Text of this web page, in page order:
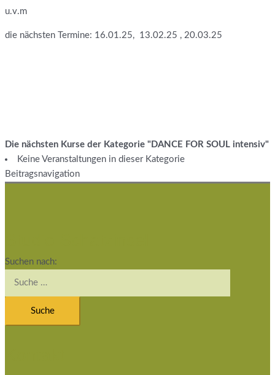
u.v.m
die nächsten Termine: 16.01.25, 13.02.25 , 20.03.25
Die nächsten Kurse der Kategorie "DANCE FOR SOUL intensiv"
Keine Veranstaltungen in dieser Kategorie
Beitragsnavigation
Suchen nach: